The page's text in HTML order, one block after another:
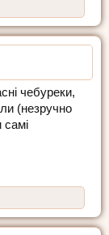
чебуреки,
(незручно
самі